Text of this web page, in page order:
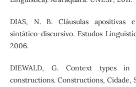
DIAS, N. B. Cláusulas apositivas
sintático-discursivo. Estudos
2006.
DIEWALD, G. Context types in
constructions. Constructions, Cidade,